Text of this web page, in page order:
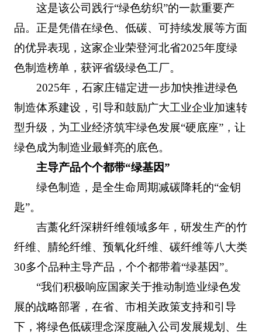
这是该公司践行“绿色纺织”的一款重要产
品。正是凭借在绿色、低碳、可持续发展等方面
的优异表现，这家企业荣登河北省2025年度绿
色制造榜单，获评省级绿色工厂。
2025年，石家庄锚定进一步加快推进绿色
制造体系建设，引导和鼓励广大工业企业加速转
型升级，为工业经济筑牢绿色发展“硬底座”，让
绿色成为制造业最鲜亮的底色。
主导产品个个都带“绿基因”
绿色制造，是全生命周期减碳降耗的“金钥
匙”。
吉藁化纤深耕纤维领域多年，研发生产的竹
纤维、腈纶纤维、预氧化纤维、碳纤维等八大类
30多个品种主导产品，个个都带着“绿基因”。
“我们积极响应国家关于推动制造业绿色发
展的战略部署，在省、市相关政策支持和引导
下，将绿色低碳理念深度融入公司发展规划、生